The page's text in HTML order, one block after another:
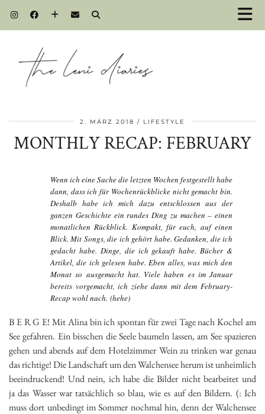
2. MÄRZ 2018 LIFESTYLE
MONTHLY RECAP: FEBRUARY
Wenn ich eine Sache die letzten Wochen festgestellt habe
dann, dass ich für Wochenrückblicke nicht gemacht bin.
Deshalb habe ich mich dazu entschlossen aus der
ganzen Geschichte ein rundes Ding zu machen – einen
monatlichen Rückblick. Kompakt, für euch, auf einen
Blick. Mit Songs, die ich gehört habe. Gedanken, die ich
gedacht habe. Dinge, die ich gekauft habe. Bücher &
Artikel, die ich gelesen habe. Eben alles, was mich den
Monat so ausgemacht hat. Viele haben es im Januar
bereits vorgemacht, ich ziehe dann mit dem February-
Recap wohl nach. (hehe)
B E R G E! Mit Alina bin ich spontan für zwei Tage nach Kochel am
See gefahren. Ein bisschen die Seele baumeln lassen, am See spazieren
gehen und abends auf dem Hotelzimmer Wein zu trinken war genau
das richtige! Die Landschaft um den Walchensee herum ist unheimlich
beeindruckend! Und nein, ich habe die Bilder nicht bearbeitet und
ja das Wasser war tatsächlich so blau, wie es auf den Bildern. (: Ich
muss dort unbedingt im Sommer nochmal hin, denn der Walchensee